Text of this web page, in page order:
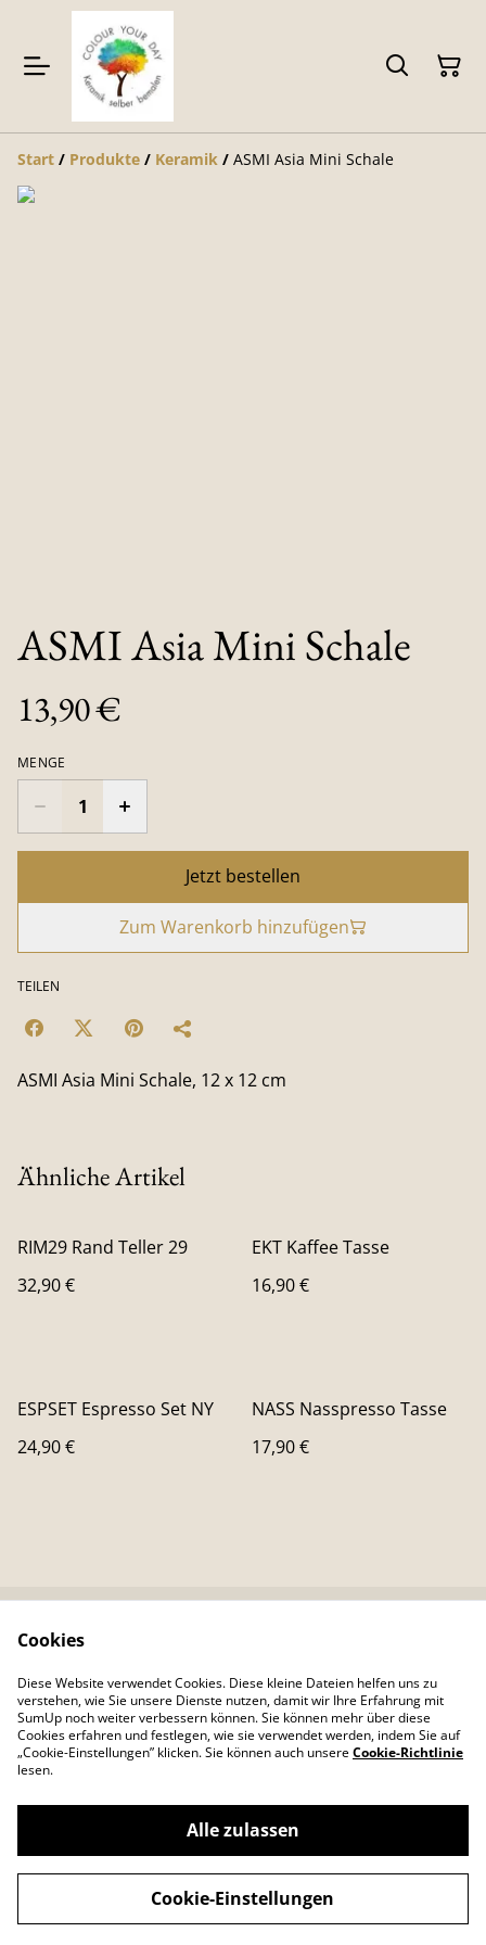
Start / Produkte / Keramik / ASMI Asia Mini Schale
ASMI Asia Mini Schale
13,90 €
MENGE
Jetzt bestellen
Zum Warenkorb hinzufügen
TEILEN
ASMI Asia Mini Schale, 12 x 12 cm
Ähnliche Artikel
RIM29 Rand Teller 29
32,90 €
EKT Kaffee Tasse
16,90 €
ESPSET Espresso Set NY
24,90 €
NASS Nasspresso Tasse
17,90 €
Kontaktieren Sie uns
Datenschutzbestimm
ungen von SumUp
Cookie-Richtlinie
©2026Colour Your Day
powered by
Cookies
Diese Website verwendet Cookies. Diese kleine Dateien helfen uns zu
verstehen, wie Sie unsere Dienste nutzen, damit wir Ihre Erfahrung mit
SumUp noch weiter verbessern können. Sie können mehr über diese
Cookies erfahren und festlegen, wie sie verwendet werden, indem Sie auf
„Cookie-Einstellungen” klicken. Sie können auch unsereCookie-Richtlinie
lesen.
Alle zulassen
Cookie-Einstellungen